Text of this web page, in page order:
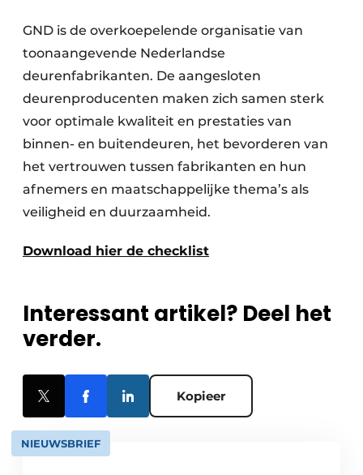
GND is de overkoepelende organisatie van
toonaangevende Nederlandse
deurenfabrikanten. De aangesloten
deurenproducenten maken zich samen sterk
voor optimale kwaliteit en prestaties van
binnen- en buitendeuren, het bevorderen van
het vertrouwen tussen fabrikanten en hun
afnemers en maatschappelijke thema’s als
veiligheid en duurzaamheid.
Download hier de checklist
Interessant artikel? Deel het
verder.
Kopieer
NIEUWSBRIEF